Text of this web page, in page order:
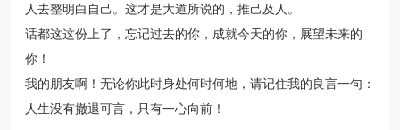
人去整明白自己。这才是大道所说的，推己及人。
话都这这份上了，忘记过去的你，成就今天的你，展望未来的
你！
我的朋友啊！无论你此时身处何时何地，请记住我的良言一句：
人生没有撤退可言，只有一心向前！